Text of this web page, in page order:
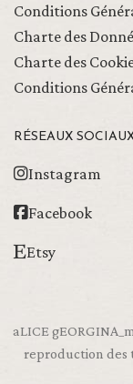
Conditions
Charte des
Charte des
Conditions
RÉSEAUX
Instagram
Facebook
Etsy
aLICE
reproduction des